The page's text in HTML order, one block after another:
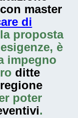
master
di
proposta
è
impegno
ditte
poter
.